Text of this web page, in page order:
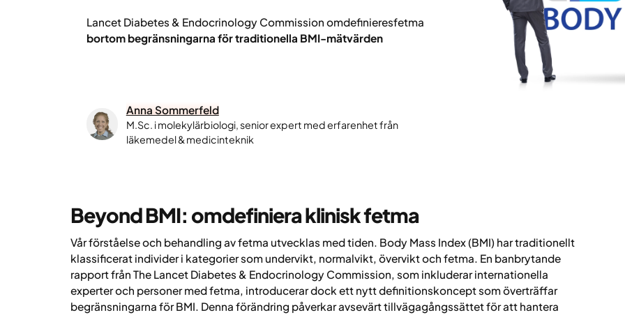
Lancet Diabetes & Endocrinology Commission omdefinieresfetma
bortom begränsningarna för traditionella BMI-mätvärden
Anna Sommerfeld
M.Sc. i molekylärbiologi, senior expert med erfarenhet från
läkemedel & medicinteknik
BeyondBMI: omdefiniera klinisk fetma
Vår förståelse och behandling av fetma utvecklas med tiden. Body Mass Index (BMI) har traditionellt
klassificerat individer i kategorier som undervikt, normalvikt, övervikt och fetma. En banbrytande
rapport från The Lancet Diabetes & Endocrinology Commission, som inkluderar internationella
experter och personer med fetma, introducerar dock ett nytt definitionskoncept som överträffar
begränsningarna för BMI. Denna förändring påverkar avsevärt tillvägagångssättet för att hantera